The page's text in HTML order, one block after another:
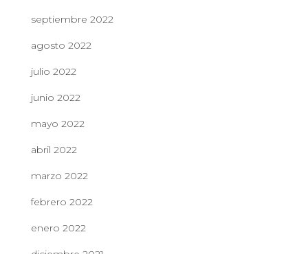
septiembre 2022
agosto 2022
julio 2022
junio 2022
mayo 2022
abril 2022
marzo 2022
febrero 2022
enero 2022